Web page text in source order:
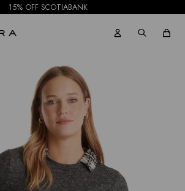
15% OFF SCOTIABANK
NOTIFICARME